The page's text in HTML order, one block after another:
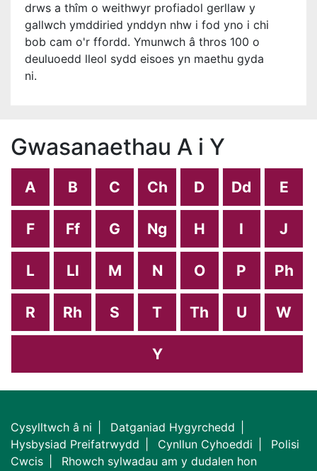
drws a thîm o weithwyr profiadol gerllaw y
gallwch ymddiried ynddyn nhw i fod yno i chi
bob cam o'r ffordd. Ymunwch â thros 100 o
deuluoedd lleol sydd eisoes yn maethu gyda
ni.
Gwasanaethau A i Y
A B C Ch D Dd E
F Ff G Ng H I J
L Ll M N O P Ph
R Rh S T Th U W
Y
Cysylltwch â ni
Datganiad Hygyrchedd
Hysbysiad Preifatrwydd
Cynllun Cyhoeddi
Polisi
Cwcis
Rhowch sylwadau am y dudalen hon